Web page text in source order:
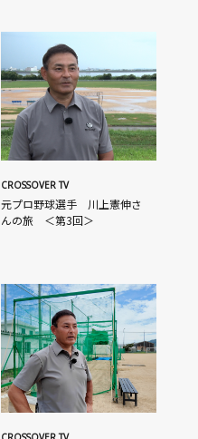
CROSSOVER TV
元プロ野球選手 川上憲伸さ
んの旅 ＜第3回＞